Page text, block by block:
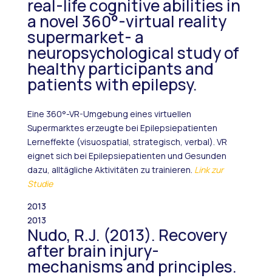
real-life cognitive abilities in
a novel 360°-virtual reality
supermarket- a
neuropsychological study of
healthy participants and
patients with epilepsy.
Eine 360°-VR-Umgebung eines virtuellen
Supermarktes erzeugte bei Epilepsiepatienten
Lerneffekte (visuospatial, strategisch, verbal). VR
eignet sich bei Epilepsiepatienten und Gesunden
dazu, alltägliche Aktivitäten zu trainieren. Link zur
Studie
2013
2013
Nudo, R.J. (2013). Recovery
after brain injury-
mechanisms and principles.